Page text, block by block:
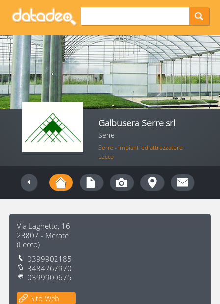
Galbusera Serre srl
Serre
Serre - impianti ed attrezzature
Lecco
Via Laghetto, 16
23807 - Merate
(Lecco)
0399902185
3484767970
0399900675
Sito Web